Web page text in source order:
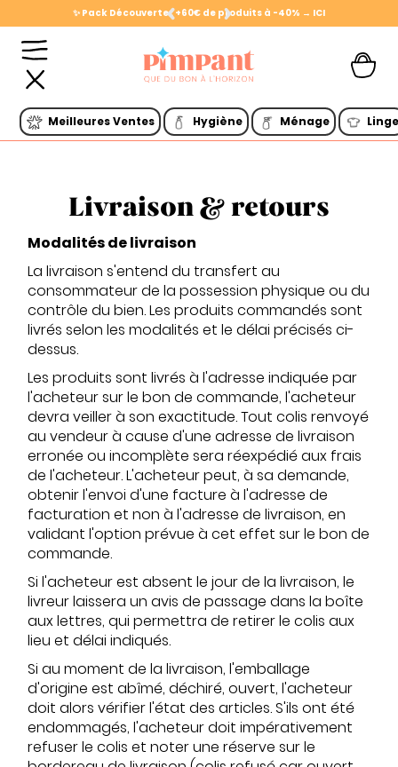
✨ Pack Découverte : +60€ de produits à -40% → ICI
Slide 2 of 2.
Meilleures Ventes Hygiène Ménage
Livraison & retours
Modalités de livraison
La livraison s'entend du transfert au
consommateur de la possession physique ou du
contrôle du bien. Les produits commandés sont
livrés selon les modalités et le délai précisés ci-
dessus.
Les produits sont livrés à l'adresse indiquée par
l'acheteur sur le bon de commande, l'acheteur
devra veiller à son exactitude. Tout colis renvoyé
au vendeur à cause d'une adresse de livraison
erronée ou incomplète sera réexpédié aux frais
de l'acheteur. L'acheteur peut, à sa demande,
obtenir l'envoi d'une facture à l'adresse de
facturation et non à l'adresse de livraison, en
validant l'option prévue à cet effet sur le bon de
commande.
Si l'acheteur est absent le jour de la livraison, le
livreur laissera un avis de passage dans la boîte
aux lettres, qui permettra de retirer le colis aux
lieu et délai indiqués.
Si au moment de la livraison, l'emballage
d'origine est abîmé, déchiré, ouvert, l'acheteur
doit alors vérifier l'état des articles. S'ils ont été
endommagés, l'acheteur doit impérativement
refuser le colis et noter une réserve sur le